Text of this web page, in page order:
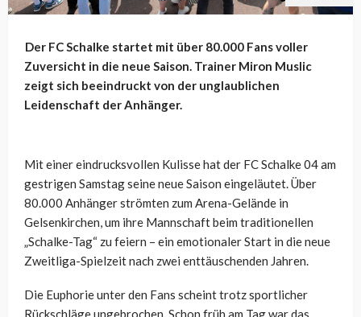
Der FC Schalke startet mit über 80.000 Fans voller
Zuversicht in die neue Saison. Trainer Miron Muslic
zeigt sich beeindruckt von der unglaublichen
Leidenschaft der Anhänger.
Mit einer eindrucksvollen Kulisse hat der FC Schalke 04 am
gestrigen Samstag seine neue Saison eingeläutet. Über
80.000 Anhänger strömten zum Arena-Gelände in
Gelsenkirchen, um ihre Mannschaft beim traditionellen
„Schalke-Tag“ zu feiern – ein emotionaler Start in die neue
Zweitliga-Spielzeit nach zwei enttäuschenden Jahren.
Die Euphorie unter den Fans scheint trotz sportlicher
Rückschläge ungebrochen. Schon früh am Tag war das